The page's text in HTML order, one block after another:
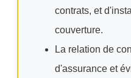
contrats, et
couverture.
La relation de
d'assurance et